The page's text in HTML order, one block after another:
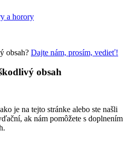
a horory
obsah? Dajte nám, prosím, vedieť!
obsah
je na tejto stránke alebo ste našli
ak nám pomôžete s doplnením